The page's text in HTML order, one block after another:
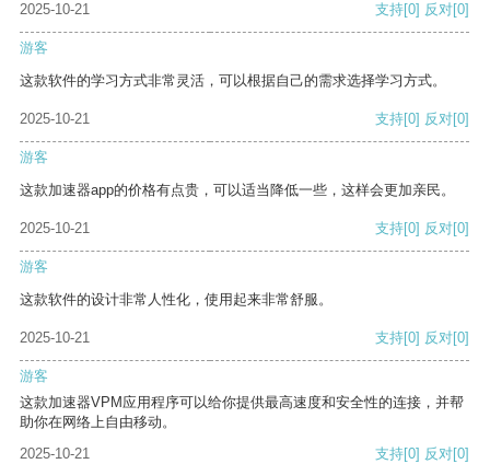
2025-10-21 支持[0] 反对[0]
游客
这款软件的学习方式非常灵活，可以根据自己的需求选择学习方式。
2025-10-21 支持[0] 反对[0]
游客
这款加速器app的价格有点贵，可以适当降低一些，这样会更加亲民。
2025-10-21 支持[0] 反对[0]
游客
这款软件的设计非常人性化，使用起来非常舒服。
2025-10-21 支持[0] 反对[0]
游客
这款加速器VPM应用程序可以给你提供最高速度和安全性的连接，并帮
助你在网络上自由移动。
2025-10-21
支持[0] 反对[0]